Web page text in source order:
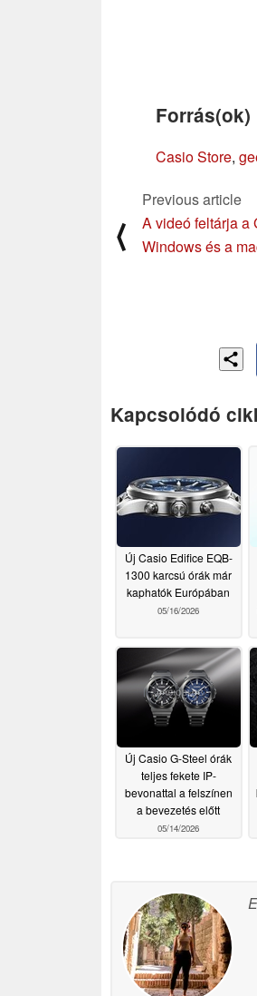
Forrás(ok)
Casio Store,
⟨
Previous article
A videó feltárja a
Windows és a
Kapcsolódó
Új Casio Edifice EQB-
1300 karcsú órák már
kaphatók Európában
05/16/2026
Új Casio G-Steel órák
teljes fekete IP-
bevonattal a felszínen
a bevezetés előtt
05/14/2026